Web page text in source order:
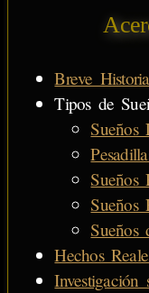
Breve
Tipos de
Sueños
Sueños
Sueños
Sueños
Hechos
Investigación